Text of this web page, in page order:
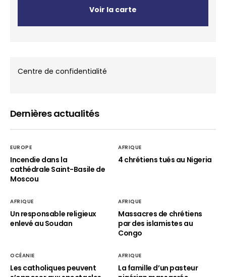
Voir la carte
Centre de confidentialité
Dernières actualités
EUROPE
Incendie dans la
cathédrale Saint-Basile de
Moscou
AFRIQUE
4 chrétiens tués au Nigeria
AFRIQUE
Un responsable religieux
enlevé au Soudan
AFRIQUE
Massacres de chrétiens
par des islamistes au
Congo
OCÉANIE
Les catholiques peuvent
AFRIQUE
La famille d’un pasteur